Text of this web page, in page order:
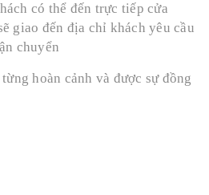
có thể đến trực tiếp cửa
giao đến địa chỉ khách yêu cầu
chuyển
hoàn cảnh và được sự đồng